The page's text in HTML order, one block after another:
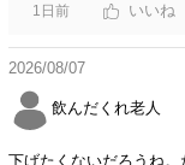
1日前
2026/08/07
飲んだくれ老人
下げたくないだろうね